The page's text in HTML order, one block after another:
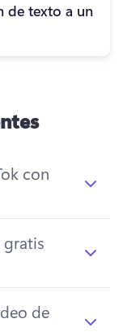
de texto a un
con
gratis
de